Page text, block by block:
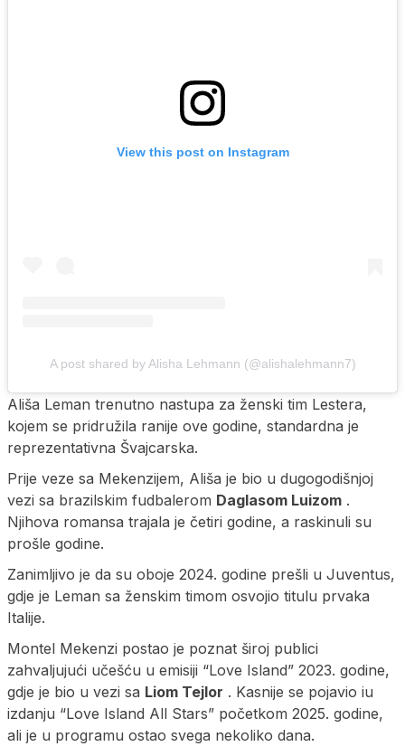
View this post on Instagram
A post shared by Alisha Lehmann (@alishalehmann7)
Ališa Leman trenutno nastupa za ženski tim Lestera,
kojem se pridružila ranije ove godine, standardna je
reprezentativna Švajcarska.
Prije veze sa Mekenzijem, Ališa je bio u dugogodišnjoj
vezi sa brazilskim fudbalerom Daglasom Luizom .
Njihova romansa trajala je četiri godine, a raskinuli su
prošle godine.
Zanimljivo je da su oboje 2024. godine prešli u Juventus,
gdje je Leman sa ženskim timom osvojio titulu prvaka
Italije.
Montel Mekenzi postao je poznat široj publici
zahvaljujući učešću u emisiji “Love Island” 2023. godine,
gdje je bio u vezi sa Liom Tejlor . Kasnije se pojavio iu
izdanju “Love Island All Stars” početkom 2025. godine,
ali je u programu ostao svega nekoliko dana.